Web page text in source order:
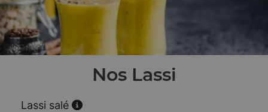
Nos Lassi
Lassi salé